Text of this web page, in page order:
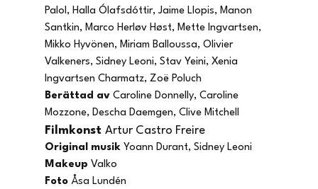
Palol, Halla Ólafsdóttir, Jaime Llopis, Manon
Santkin, Marco Herløv Høst, Mette Ingvartsen,
Mikko Hyvönen, Miriam Balloussa, Olivier
Valkeners, Sidney Leoni, Stav Yeini, Xenia
Ingvartsen Charmatz, Zoë Poluch
Berättad av Caroline Donnelly, Caroline
Mozzone, Descha Daemgen, Clive Mitchell
Filmkonst Artur Castro Freire
Original musik Yoann Durant, Sidney Leoni
Makeup Valko
Foto Åsa Lundén